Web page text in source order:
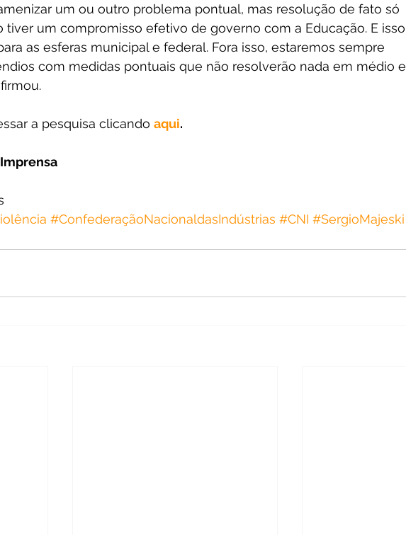
um ou outro problema pontual, mas resolução de fato só
tiver um compromisso efetivo de governo com a Educação. E isso
as esferas municipal e federal. Fora isso, estaremos sempre
com medidas pontuais que não resolverão nada em médio e
a pesquisa clicando aqui.
#ConfederaçãoNacionaldasIndústrias #CNI #SergioMajeski